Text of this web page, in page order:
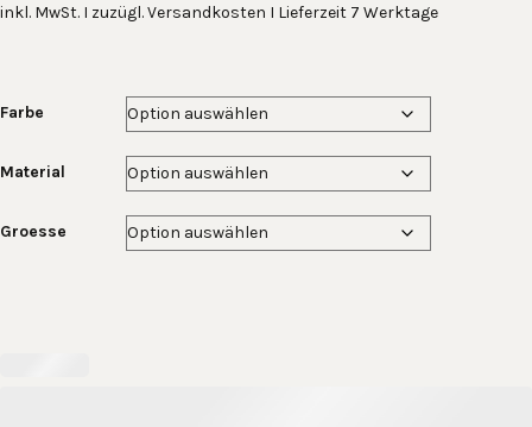
inkl. MwSt. I zuzügl. Versandkosten I Lieferzeit 7 Werktage
Farbe
Material
Groesse